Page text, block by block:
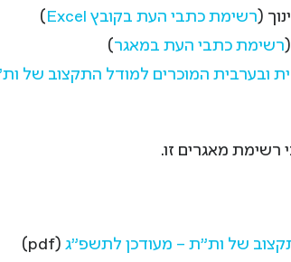
(רשימת כתבי העת בקובץ Excel
)
רשימת כתבי העת במאגר)
ובערבית המוכרים למודל התקצוב של
של ות"ת – מעודכן לתשפ"ג (pdf)